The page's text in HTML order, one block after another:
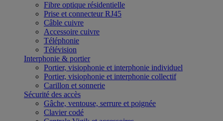
Fibre optique résidentielle
Prise et connecteur RJ45
Câble cuivre
Accessoire cuivre
Téléphonie
Télévision
Interphonie & portier
Portier, visiophonie et interphonie individuel
Portier, visiophonie et interphonie collectif
Carillon et sonnerie
Sécurité des accès
Gâche, ventouse, serrure et poignée
Clavier codé